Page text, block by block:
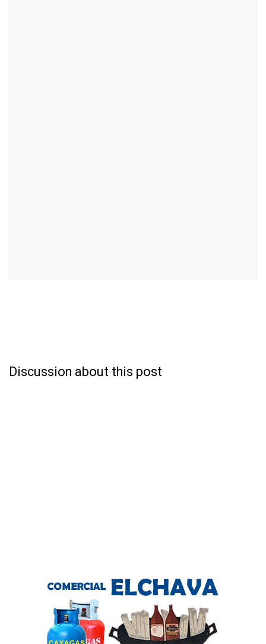
Discussion about this post